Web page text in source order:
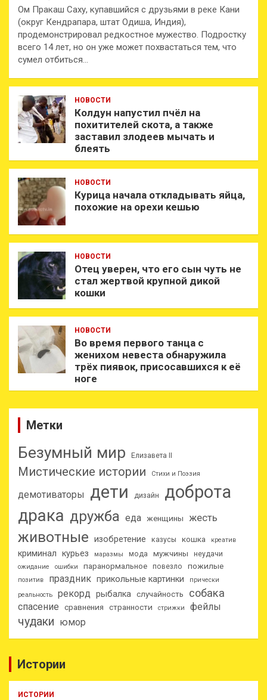
Ом Пракаш Саху, купавшийся с друзьями в реке Кани
(округ Кендрапара, штат Одиша, Индия),
продемонстрировал редкостное мужество. Подростку
всего 14 лет, но он уже может похвастаться тем, что
сумел отбиться…
НОВОСТИ
Колдун напустил пчёл на
похитителей скота, а также
заставил злодеев мычать и
блеять
НОВОСТИ
Курица начала откладывать яйца,
похожие на орехи кешью
НОВОСТИ
Отец уверен, что его сын чуть не
стал жертвой крупной дикой
кошки
НОВОСТИ
Во время первого танца с
женихом невеста обнаружила
трёх пиявок, присосавшихся к её
ноге
Метки
Безумный мир Елизавета II
Мистические истории Стихи и Поэзия
демотиваторы дети дизайн доброта
драка дружба еда женщины жесть
животные изобретение казусы кошка креатив
криминал курьез маразмы мода мужчины неудачи
ожидание ошибки паранормальное повезло пожилые
позитив праздник прикольные картинки
прически
реальность
рекорд рыбалка случайность собака
спасение сравнения странности стрижки фейлы
чудаки юмор
Истории
ИСТОРИИ